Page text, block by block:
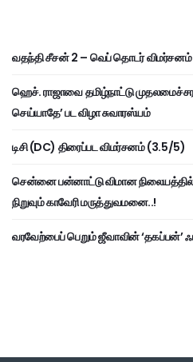
வதந்தி சீசன் 2 – வெப் தொடர் விமர்சனம்
ஹெச். ராஜாவை தமிழ்நாட்டு
செய்யாதே’ பட விழா சுவாரஸ்யம்
டிசி (DC) திரைப்பட விமர்சனம் (3.5/5)
சென்னை பன்னாட்டு விமான நிலையத்தில்
நிறுவும் காவேரி மருத்துவமனை..!
வரவேற்பைப் பெறும் ஜீவாவின் ‘தகப்பன்’